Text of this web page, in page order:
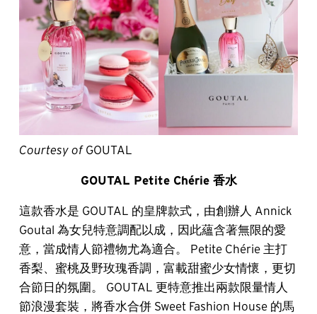
Courtesy of GOUTAL
GOUTAL Petite Chérie 香水
這款香水是 GOUTAL 的皇牌款式，由創辦人 Annick
Goutal 為女兒特意調配以成，因此蘊含著無限的愛
意，當成情人節禮物尤為適合。 Petite Chérie 主打
香梨、蜜桃及野玫瑰香調，富載甜蜜少女情懷，更切
合節日的氛圍。 GOUTAL 更特意推出兩款限量情人
節浪漫套裝，將香水合併 Sweet Fashion House 的馬